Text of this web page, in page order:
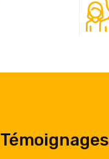
Témoignages